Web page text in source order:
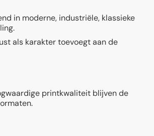
in moderne, industriële, klassieke
als karakter toevoegt aan de
printkwaliteit blijven de